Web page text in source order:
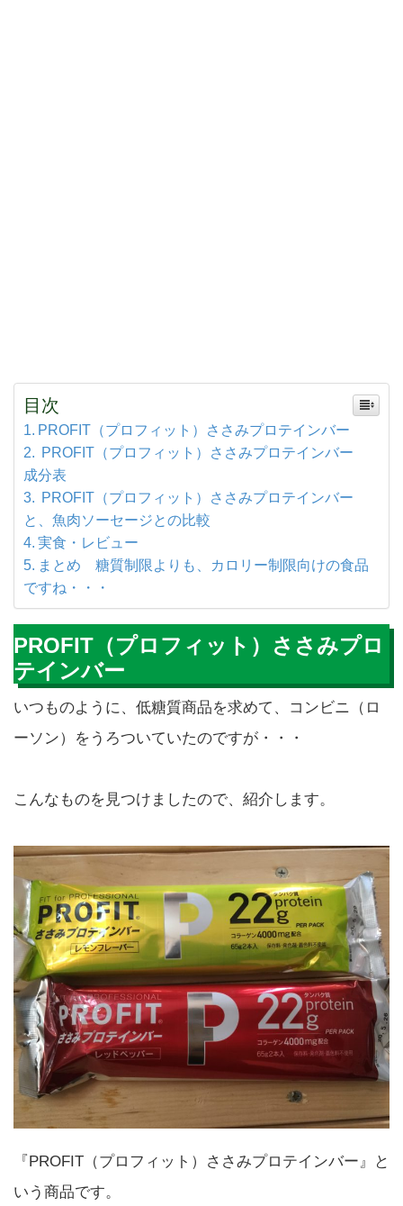
目次
PROFIT（プロフィット）ささみプロテインバー
PROFIT（プロフィット）ささみプロテインバー
成分表
PROFIT（プロフィット）ささみプロテインバー
と、魚肉ソーセージとの比較
実食・レビュー
まとめ 糖質制限よりも、カロリー制限向けの食品
ですね・・・
PROFIT（プロフィット）ささみプロ
テインバー
いつものように、低糖質商品を求めて、コンビニ（ロ
ーソン）をうろついていたのですが・・・
こんなものを見つけましたので、紹介します。
『PROFIT（プロフィット）ささみプロテインバー』と
いう商品です。